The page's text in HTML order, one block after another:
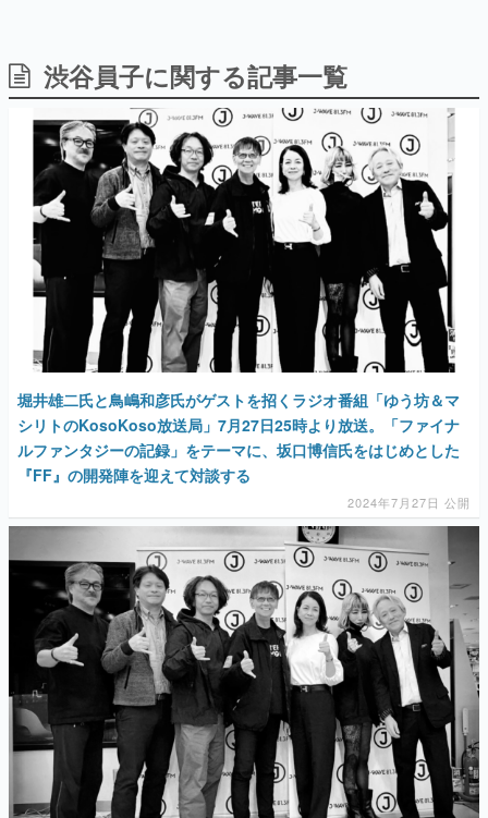
日本のコンテンツ産業やカルチャーに与えた影響を探る企
画です。
日本モバイルゲーム産業史
日本のモバイルゲーム史における主要なトピック・タイト
ルを網羅するほか、開発者へのインタビューや識者による
解説を掲載。約20年の歴史が一望できる決定版！
若ゲのいたり〜ゲームクリエイターの青春〜
『うつヌケ』『ペンと箸』等で知られるマンガ家・田中圭
一先生によるゲーム業界レポートマンガです。
なんでゲームは面白い？
ゲーム開発者・hamatsu氏がゲームの魅力を画面や操作の
具体的な形から解き明かしていく、硬派で骨太な評論連載
です。
ゲームが変えた日本語
「経験値」「裏技」「ラスボス」… ゲームにまつわる言葉
の起源や用法の変遷を、コンピューター文化史研究家・タ
イニーP氏が徹底調査。
カテゴリ
マンガ
女性向け
アプリレビュー
その他
電ファミニコゲーマーとは？
運営：株式会社マレ
渋谷員子に関する記事一覧
堀井雄二氏と鳥嶋和彦氏がゲストを招くラジオ番組「ゆう坊＆マ
シリトのKosoKoso放送局」7月27日25時より放送。「ファイナ
ルファンタジーの記録」をテーマに、坂口博信氏をはじめとした
『FF』の開発陣を迎えて対談する
2024年7月27日 公開